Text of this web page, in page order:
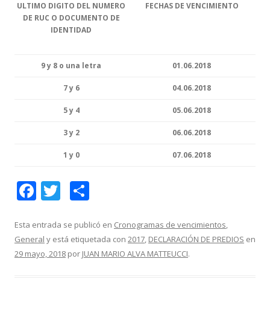
ULTIMO DIGITO DEL NUMERO
DE RUC O DOCUMENTO DE
IDENTIDAD
FECHAS DE VENCIMIENTO
9 y 8 o una letra 01.06.2018
7 y 6 04.06.2018
5 y 4 05.06.2018
3 y 2 06.06.2018
1 y 0 07.06.2018
F
e
b
T
itt
er
m
p
Esta entrada se publicó en Cronogramas de vencimientos,
General y está etiquetada con 2017, DECLARACIÓN DE PREDIOS en
29 mayo, 2018 por JUAN MARIO ALVA MATTEUCCI.